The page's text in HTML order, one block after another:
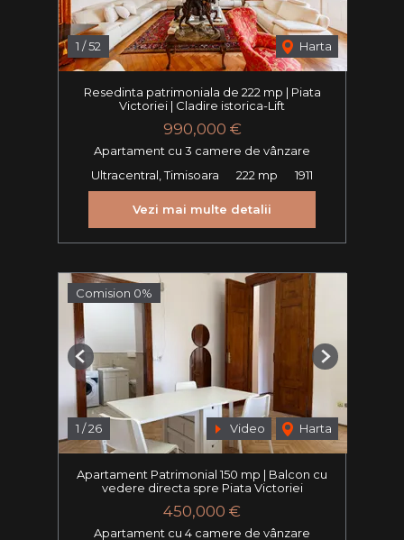
1 /52 Harta
Resedinta patrimoniala de 222 mp | Piata
Victoriei | Cladire istorica-Lift
990,000 €
Apartament cu 3 camere de vânzare
Ultracentral, Timisoara
222 mp 1911
Vezi mai multe detalii
Comision 0%
1 /26 Video Harta
Previous Next
Apartament Patrimonial 150 mp | Balcon cu
vedere directa spre Piata Victoriei
450,000 €
Apartament cu 4 camere de vânzare